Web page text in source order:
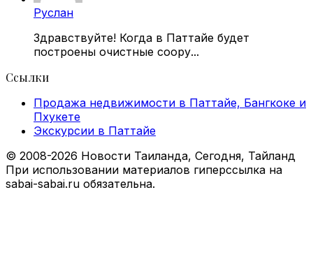
Руслан
Здравствуйте! Когда в Паттайе будет
построены очистные соору...
Ссылки
Продажа недвижимости в Паттайе, Бангкоке и
Пхукете
Экскурсии в Паттайе
© 2008-2026 Новости Таиланда, Сегодня, Тайланд
При использовании материалов гиперссылка на
sabai-sabai.ru обязательна.